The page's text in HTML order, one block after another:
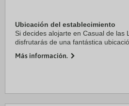
Ubicación del establecimiento
Si decides alojarte en Casual de las
disfrutarás de una fantástica
Catedral de Sevilla. Además, este ...
Más información.